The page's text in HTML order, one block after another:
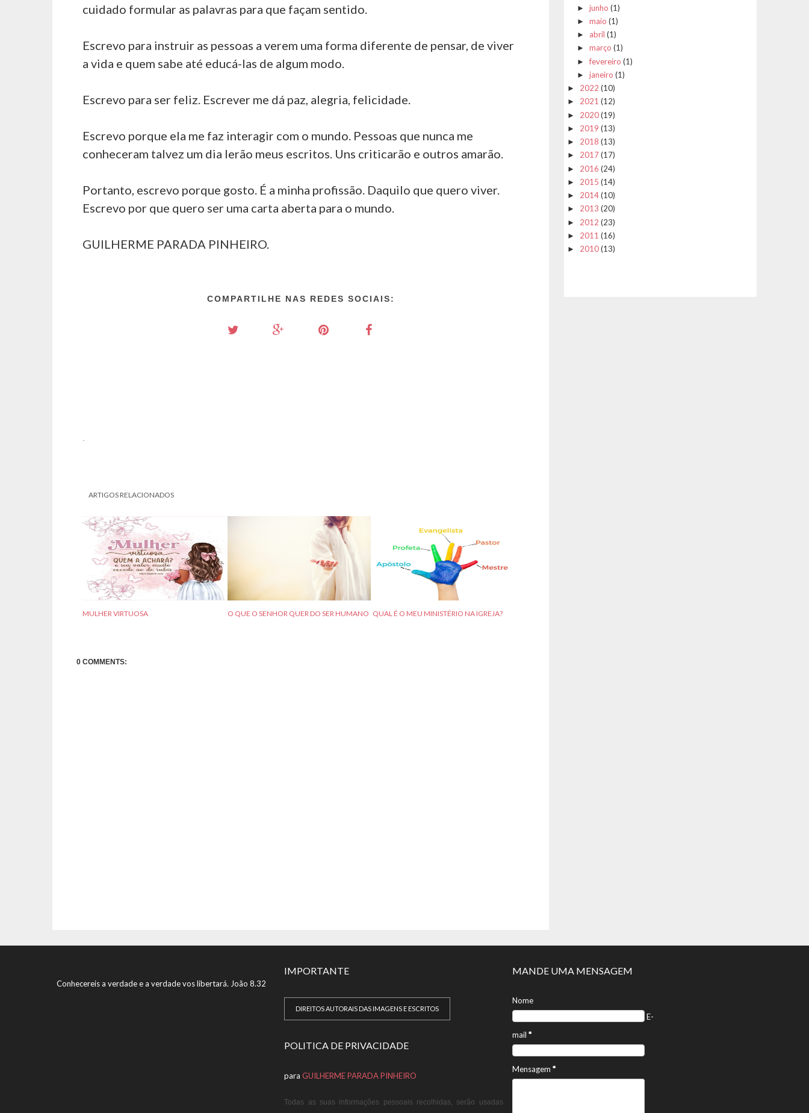
cuidado formular as palavras para que façam sentido.
Escrevo para instruir as pessoas a verem uma forma diferente de pensar, de viver
a vida e quem sabe até educá-las de algum modo.
Escrevo para ser feliz. Escrever me dá paz, alegria, felicidade.
Escrevo porque ela me faz interagir com o mundo. Pessoas que nunca me
conheceram talvez um dia lerão meus escritos. Uns criticarão e outros amarão.
Portanto, escrevo porque gosto. É a minha profissão. Daquilo que quero viver.
Escrevo por que quero ser uma carta aberta para o mundo.
GUILHERME PARADA PINHEIRO.
COMPARTILHE NAS REDES SOCIAIS:
.
ARTIGOS RELACIONADOS
MULHER VIRTUOSA O QUE O SENHOR QUER DO SER HUMANO QUAL É O MEU MINISTÉRIO NA IGREJA?
0 COMMENTS:
► junho (1)
► maio (1)
► abril (1)
► março (1)
►fevereiro (1)
► janeiro (1)
► 2022 (10)
► 2021 (12)
► 2020(19)
► 2019 (13)
► 2018 (13)
► 2017(17)
► 2016 (24)
► 2015 (14)
► 2014(10)
► 2013 (20)
► 2012 (23)
► 2011 (16)
► 2010(13)
Conhecereis a verdade e a verdade vos libertará. João 8.32
IMPORTANTE
DIREITOS AUTORAIS DAS IMAGENS E ESCRITOS
POLITICA DE PRIVACIDADE
paraGUILHERME PARADA PINHEIRO
Todas as suas informações pessoais recolhidas, serão usadas
MANDE UMA MENSAGEM
Nome
E-
mail *
Mensagem *